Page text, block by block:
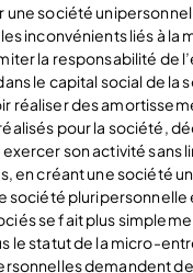
une société
inconvénients liés à la
la responsabilité de
le capital social de la
réaliser des
pour la société,
son activité sans
en créant une société
société pluripersonnelle
se fait plus
le statut de la micro-
demandent